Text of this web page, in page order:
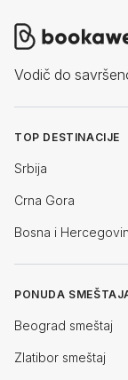
Vodič do
TOP DESTINACIJE
Srbija
Crna Gora
Bosna i
PONUDA
Beograd smeštaj
Zlatibor smeštaj